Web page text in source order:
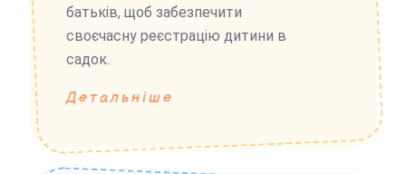
батьків, щоб забезпечити
своєчасну реєстрацію дитини в
садок.
Детальніше